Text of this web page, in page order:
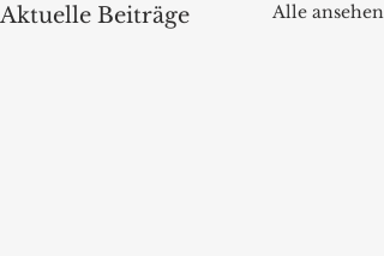
Aktuelle Beiträge Alle ansehen